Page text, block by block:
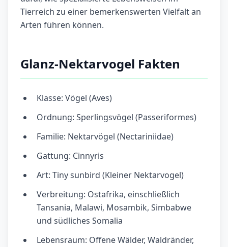
Tierreich zu einer bemerkenswerten Vielfalt an
Arten führen können.
Glanz-Nektarvogel Fakten
Klasse: Vögel (Aves)
Ordnung: Sperlingsvögel (Passeriformes)
Familie: Nektarvögel (Nectariniidae)
Gattung: Cinnyris
Art: Tiny sunbird (Kleiner Nektarvogel)
Verbreitung: Ostafrika, einschließlich
Tansania, Malawi, Mosambik, Simbabwe
und südliches Somalia
Lebensraum: Offene Wälder, Waldränder,